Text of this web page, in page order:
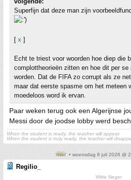
Superfijn dat deze man zijn
[ x ]
Echt te triest voor woorden hoe diep die
complottheorieën zitten en hoe dit per
worden. Dat de FIFA zo corrupt als ze
maar dat eerste spasme om het meteen
moedeloos word ik ervan.
Paar weken terug ook een Algerijnse
Messi door de joodse lobby werd
When the student is ready, the teacher will appear.
When the student is truly ready, the teacher will
• woensdag 8 juli 2026 @
Regilio_
Witte Neger